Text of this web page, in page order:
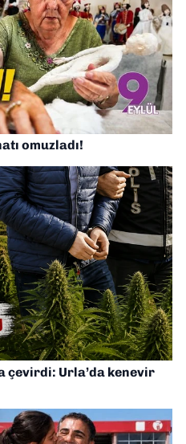
omuzladı!
çevirdi: Urla’da kenevir